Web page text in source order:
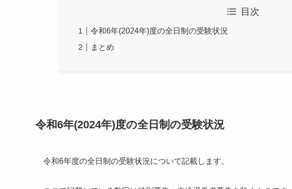
目次
令和6年(2024年)度の全日制の受験状況
まとめ
令和6年(2024年)度の全日制の受験状況
令和6年度の全日制の受験状況について記載します。